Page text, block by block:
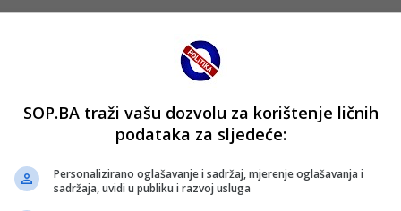
SOP.BA traži vašu dozvolu za korištenje ličnih
podataka za sljedeće:
Personalizirano oglašavanje i sadržaj, mjerenje oglašavanja i
sadržaja, uvidi u publiku i razvoj usluga